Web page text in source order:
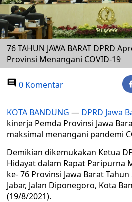
76 TAHUN JAWA BARAT DPRD
Provinsi Menangani COVID-19
0 Komentar
KOTA BANDUNG — DPRD Jawa
kinerja Pemda Provinsi Jawa
maksimal menangani pandemi
Demikian dikemukakan Ketua
Hidayat dalam Rapat Paripurna
ke- 76 Provinsi Jawa Barat
Jabar, Jalan Diponegoro, Kota
(19/8/2021).